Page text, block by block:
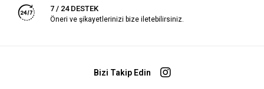
7 / 24 DESTEK
Öneri ve şikayetlerinizi bize iletebilirsiniz.
Bizi Takip Edin